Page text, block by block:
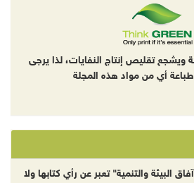
ويشجع تقليص إنتاج النفايات، لذا يرجى
طباعة أي من مواد هذه المجلة
البيئة والتنمية" تعبر عن رأي كتابها ولا